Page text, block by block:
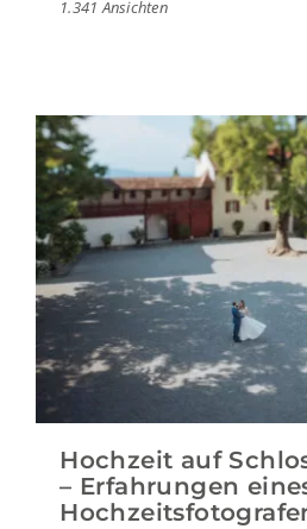
1.341 Ansichten
Hochzeit auf
– Erfahrungen